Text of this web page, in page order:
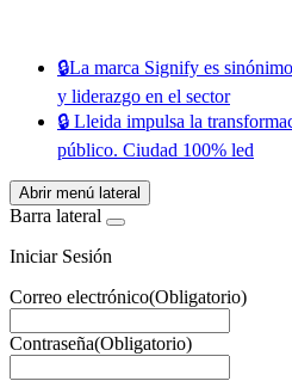
🔒​La marca Signify es
y liderazgo en el sector
🔒​ Lleida impulsa la
público. Ciudad 100% led
Abrir menú lateral
Barra lateral
Iniciar Sesión
Correo electrónico(Obligatorio)
Contraseña(Obligatorio)